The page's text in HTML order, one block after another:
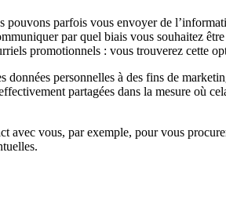
parfois vous envoyer de
par quel biais vous souhaitez
promotionnels : vous trouverez cette
personnelles à des fins de
partagées dans la mesure où
vous, par exemple, pour vous